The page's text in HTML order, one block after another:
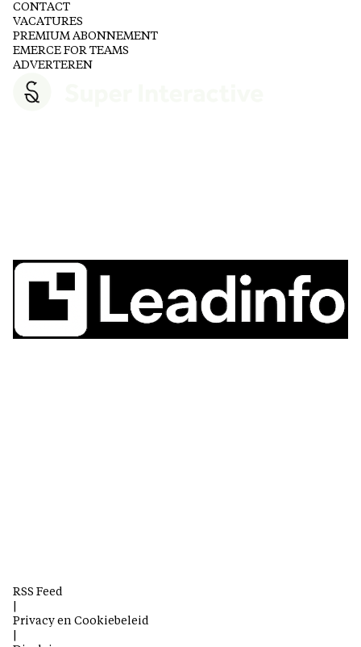
CONTACT
VACATURES
PREMIUM ABONNEMENT
EMERCE FOR TEAMS
ADVERTEREN
RSS Feed
Privacy en Cookiebeleid